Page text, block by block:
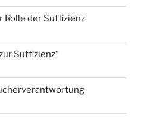
Rolle der Suffizienz
Suffizienz“